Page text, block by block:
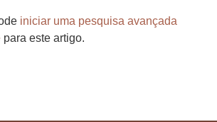
iniciar uma pesquisa avançada
para este artigo.